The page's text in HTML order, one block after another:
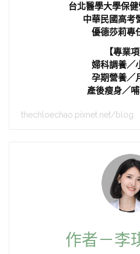
台北醫學大學保
中華民國高考
優德莎莉專
【專業項
婦科調養／
孕期營養／
產後瘦身／
thechloechao.pixnet.net/blog
作者－李